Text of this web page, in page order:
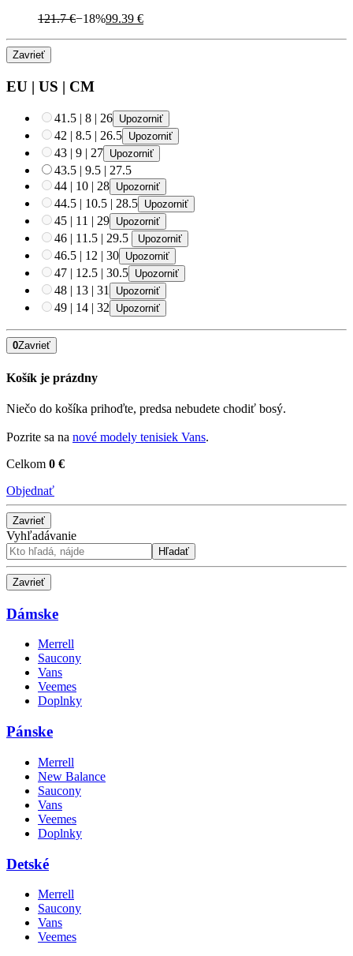
121.7 €−18%99.39 €
Zavrieť
EU | US | CM
41.5 8 26 Upozorniť
42 8.5 26.5 Upozorniť
43 9 27 Upozorniť
43.5 9.5
27.5
44
10 28 Upozorniť
44.5 10.5 28.5 Upozorniť
45 11 29 Upozorniť
46 11.5 29.5 Upozorniť
46.5 12 30 Upozorniť
47 12.5 30.5 Upozorniť
48 13 31 Upozorniť
49 14 32 Upozorniť
0Zavrieť
Košík je prázdny
Niečo do košíka prihoďte, predsa nebudete chodiť bosý.
Pozrite sa na nové modely tenisiek Vans.
Celkom 0 €
Objednať
Zavrieť
Vyhľadávanie
Hľadať
Zavrieť
Dámske
Merrell
Saucony
Vans
Veemes
Doplnky
Pánske
Merrell
New Balance
Saucony
Vans
Veemes
Doplnky
Detské
Merrell
Saucony
Vans
Veemes